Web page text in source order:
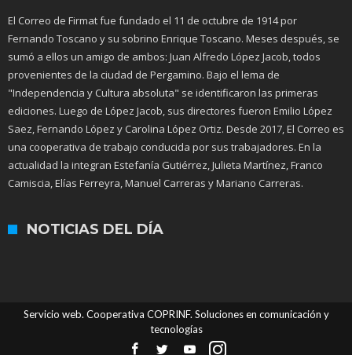
El Correo de Firmat fue fundado el 11 de octubre de 1914 por
Fernando Toscano y su sobrino Enrique Toscano. Meses después, se
sumó a ellos un amigo de ambos: Juan Alfredo López Jacob, todos
provenientes de la ciudad de Pergamino. Bajo el lema de
"Independencia y Cultura absoluta" se identificaron las primeras
ediciones. Luego de López Jacob, sus directores fueron Emilio López
Saez, Fernando López y Carolina López Ortiz. Desde 2017, El Correo es
una cooperativa de trabajo conducida por sus trabajadores. En la
actualidad la integran Estefanía Gutiérrez, Julieta Martínez, Franco
Camiscia, Elías Ferreyra, Manuel Carreras y Mariano Carreras.
NOTICIAS DEL DÍA
Servicio web. Cooperativa COPRINF. Soluciones en comunicación y
tecnologías